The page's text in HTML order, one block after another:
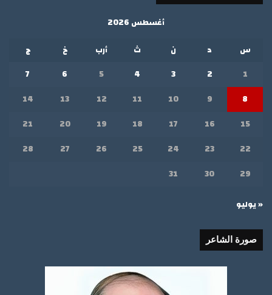
أغسطس 2026
س
د ن ث أرب خ
ج
1
2
3
4
5
6
7
8
9
10
11
12
13
14
15
16
17
18
19
20
21
22
23
24
25
26
27
28
29
30
31
« يوليو
صورة الشاعر